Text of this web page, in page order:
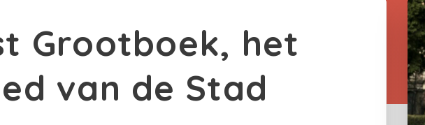
Grootboek, het
van de Stad